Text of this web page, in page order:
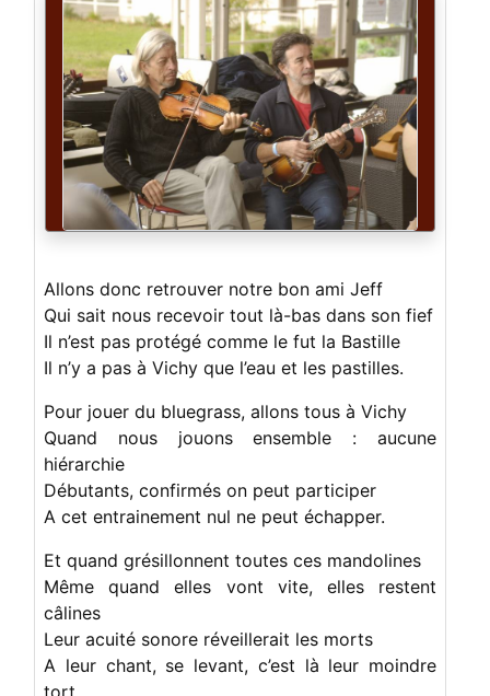
Allons donc retrouver notre bon ami Jeff
Qui sait nous recevoir tout là-bas dans son fief
Il n’est pas protégé comme le fut la Bastille
Il n’y a pas à Vichy que l’eau et les pastilles.
Pour jouer du bluegrass, allons tous à Vichy
Quand nous jouons ensemble : aucune
hiérarchie
Débutants, confirmés on peut participer
A cet entrainement nul ne peut échapper.
Et quand grésillonnent toutes ces mandolines
Même quand elles vont vite, elles restent
câlines
Leur acuité sonore réveillerait les morts
A leur chant, se levant, c’est là leur moindre